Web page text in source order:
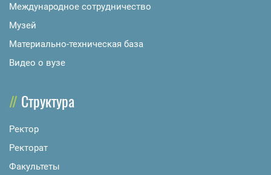
Международное сотрудничество
Музей
Материально-техническая база
Видео о вузе
Структура
Ректор
Ректорат
Факультеты